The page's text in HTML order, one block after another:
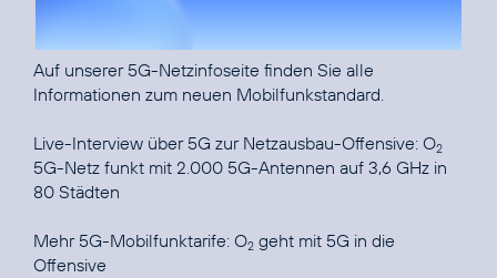
Auf unserer 5G-Netzinfoseite finden Sie alle
Informationen zum neuen Mobilfunkstandard.
Live-Interview über 5G zur Netzausbau-Offensive: O2
5G-Netz funkt mit 2.000 5G-Antennen auf 3,6 GHz in
80 Städten
Mehr 5G-Mobilfunktarife: O2 geht mit 5G in die
Offensive